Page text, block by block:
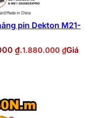
pin Dekton M21-
₫.1.880.000 ₫Giá